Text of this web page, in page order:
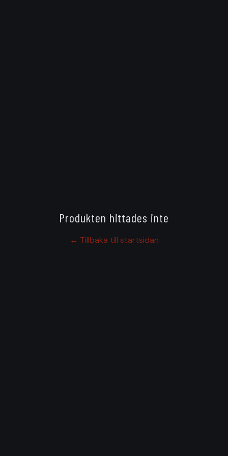
Produkten hittades inte
← Tillbaka till startsidan